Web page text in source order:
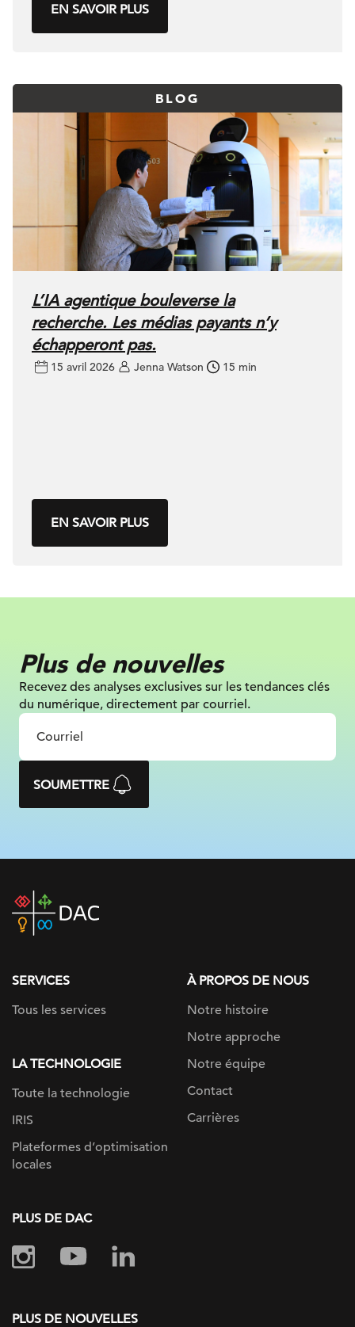
EN SAVOIR PLUS
BLOG
L’IA agentique bouleverse la
recherche. Les médias payants n’y
échapperont pas.
15 avril 2026 Jenna Watson 15 min
EN SAVOIR PLUS
Plus de nouvelles
Recevez des analyses exclusives sur les tendances clés
du numérique, directement par courriel.
SOUMETTRE
DAC
home
SERVICES
Tous les services
LA TECHNOLOGIE
Toute la technologie
IRIS
Plateformes d’optimisation
locales
À PROPOS DE NOUS
Notre histoire
Notre approche
Notre équipe
Contact
Carrières
PLUS DE DAC
PLUS DE NOUVELLES